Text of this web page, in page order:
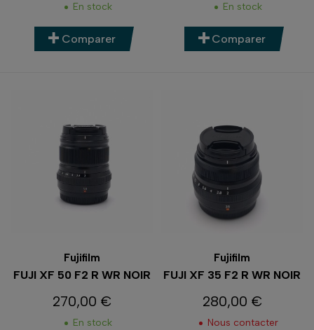
En stock
Comparer
En stock
Comparer
Fujifilm
FUJI XF 50 F2 R WR NOIR
Prix
270,00 €
En stock
Fujifilm
FUJI XF 35 F2 R WR NOIR
Prix
280,00 €
Nous contacter